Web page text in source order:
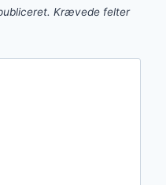
Krævede felter